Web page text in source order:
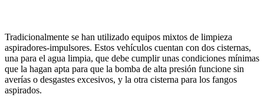
Tradicionalmente se han utilizado equipos mixtos de limpieza
aspiradores-impulsores. Estos vehículos cuentan con dos cisternas,
una para el agua limpia, que debe cumplir unas condiciones mínimas
que la hagan apta para que la bomba de alta presión funcione sin
averías o desgastes excesivos, y la otra cisterna para los fangos
aspirados.